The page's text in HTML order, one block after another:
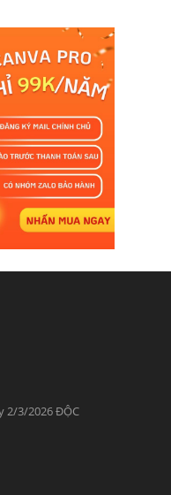
2/3/2026 ĐỘC